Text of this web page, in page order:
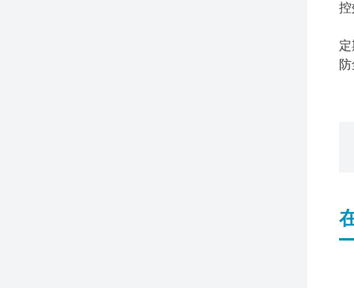
控